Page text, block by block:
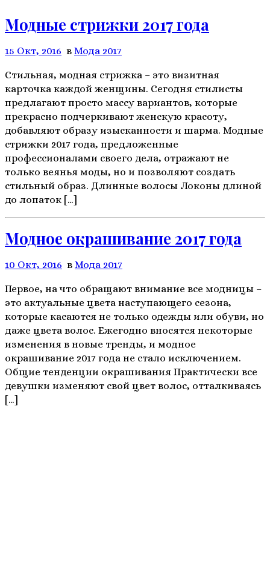
Модные стрижки 2017 года
15 Окт, 2016 в Мода 2017
Стильная, модная стрижка – это визитная
карточка каждой женщины. Сегодня стилисты
предлагают просто массу вариантов, которые
прекрасно подчеркивают женскую красоту,
добавляют образу изысканности и шарма. Модные
стрижки 2017 года, предложенные
профессионалами своего дела, отражают не
только веянья моды, но и позволяют создать
стильный образ. Длинные волосы Локоны длиной
до лопаток […]
Модное окрашивание 2017 года
10 Окт, 2016 в Мода 2017
Первое, на что обращают внимание все модницы –
это актуальные цвета наступающего сезона,
которые касаются не только одежды или обуви, но
даже цвета волос. Ежегодно вносятся некоторые
изменения в новые тренды, и модное
окрашивание 2017 года не стало исключением.
Общие тенденции окрашивания Практически все
девушки изменяют свой цвет волос, отталкиваясь
[…]